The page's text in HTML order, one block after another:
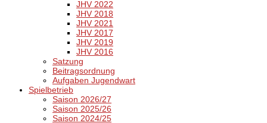
JHV 2022
JHV 2018
JHV 2021
JHV 2017
JHV 2019
JHV 2016
Satzung
Beitragsordnung
Aufgaben Jugendwart
Spielbetrieb
Saison 2026/27
Saison 2025/26
Saison 2024/25